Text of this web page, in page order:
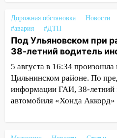
надвигается жара
14:08 Пешеход
подробности
Фруктовой
13:30 В
Трудовой горело
Дорожная обстановка Новости
#авария
#ДТП
Под Ульяновском при
38-летний водитель
5 августа в 16:34 произошла
Цильнинском районе. По
информации ГАИ, 38-летний
автомобиля «Хонда Аккорд»